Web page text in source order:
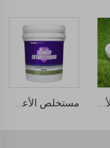
سماد حبيبي بالأحماض الهيوميك مستخلص الأعشاب البحرية السائل الطبيعي